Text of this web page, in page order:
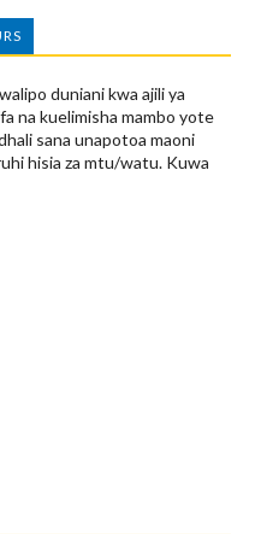
duniani kwa ajili ya
na kuelimisha mambo yote
sana unapotoa maoni
hisia za mtu/watu. Kuwa